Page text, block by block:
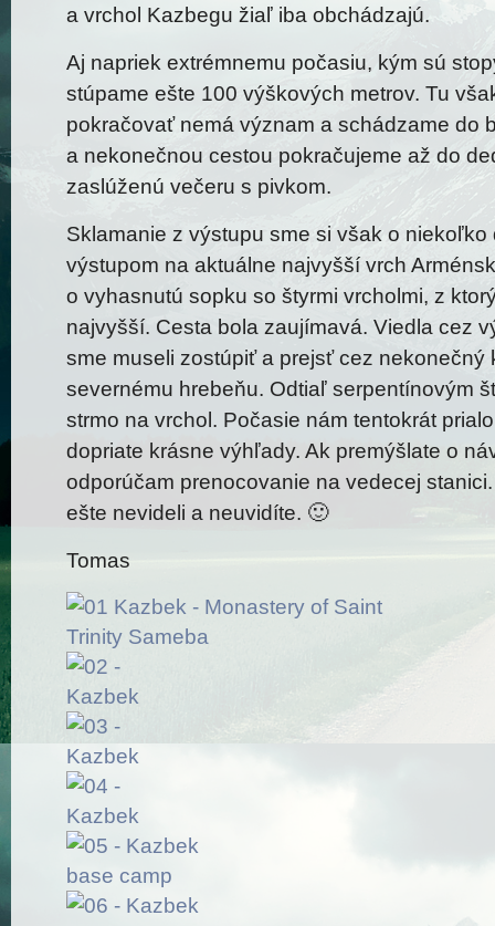
a vrchol Kazbegu žiaľ iba obchádzajú.
Aj napriek extrémnemu počasiu, kým sú
stúpame ešte 100 výškových metrov. Tu
pokračovať nemá význam a schádzame do
a nekonečnou cestou pokračujeme až do
zaslúženú večeru s pivkom.
Sklamanie z výstupu sme si však o
výstupom na aktuálne najvyšší vrch
o vyhasnutú sopku so štyrmi vrcholmi, z
najvyšší. Cesta bola zaujímavá. Viedla cez
sme museli zostúpiť a prejsť cez nekonečný
severnému hrebeňu. Odtiaľ serpentínovým
strmo na vrchol. Počasie nám tentokrát
dopriate krásne výhľady. Ak premýšlate o
odporúčam prenocovanie na vedecej
ešte nevideli a neuvidíte. 🙂
Tomas